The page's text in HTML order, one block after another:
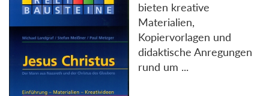
bieten kreative
Materialien,
Kopiervorlagen und
didaktische Anregungen
rund um ...